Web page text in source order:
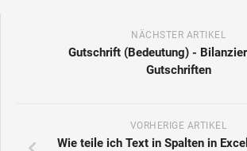
NÄCHSTER ARTIKEL
Gutschrift (Bedeutung) -
Gutschriften
VORHERIGE ARTIKEL
Wie teile ich Text in Spalten in